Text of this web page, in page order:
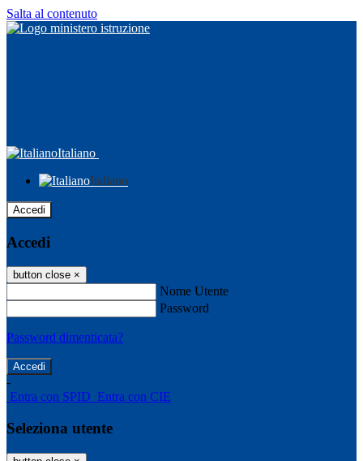
Salta al contenuto
Italiano
Italiano
Accedi
Accedi
button close ×
Nome Utente
Password
Password dimenticata?
-
Entra con SPID Entra con CIE
Seleziona utente